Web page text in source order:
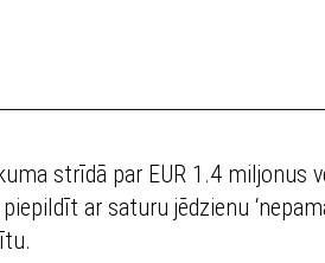
strīdā par EUR 1.4
ar saturu jēdzienu